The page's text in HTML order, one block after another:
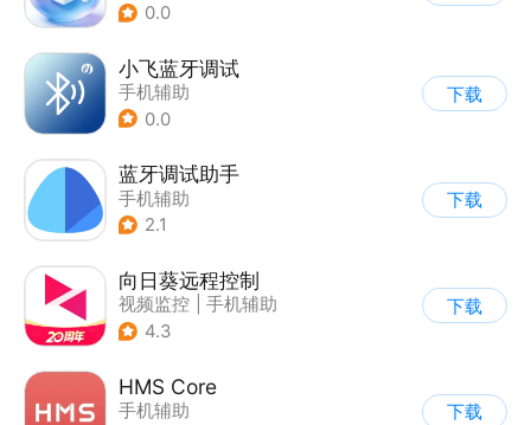
0.0
小飞蓝牙调试
手机辅助
0.0
下载
蓝牙调试助手
手机辅助
2.1
下载
向日葵远程控制
视频监控
手机辅助
4.3
下载
HMS Core
手机辅助
下载